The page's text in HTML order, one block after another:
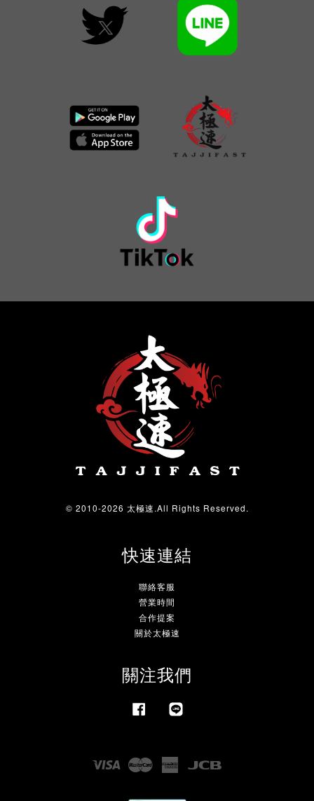
© 2010-2026 太極速.All Rights Reserved.
快速連結
聯絡客服
營業時間
合作提案
關於太極速
關注我們
Facebook
Visa Master
American